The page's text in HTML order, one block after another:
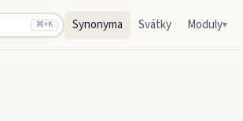
⌘+K Synonyma Svátky Moduly▾